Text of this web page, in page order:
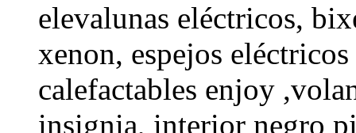
elevalunas eléctricos,
xenon, espejos
calefactables enjoy
insignia, interior negro